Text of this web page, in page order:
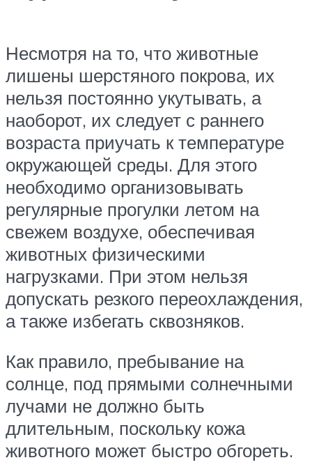
Несмотря на то, что животные
лишены шерстяного покрова, их
нельзя постоянно укутывать, а
наоборот, их следует с раннего
возраста приучать к температуре
окружающей среды. Для этого
необходимо организовывать
регулярные прогулки летом на
свежем воздухе, обеспечивая
животных физическими
нагрузками. При этом нельзя
допускать резкого переохлаждения,
а также избегать сквозняков.
Как правило, пребывание на
солнце, под прямыми солнечными
лучами не должно быть
длительным, поскольку кожа
животного может быстро обгореть.